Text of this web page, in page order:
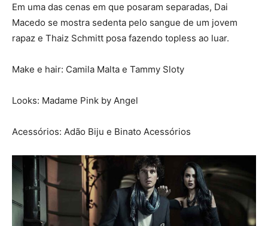
Em uma das cenas em que posaram separadas, Dai
Macedo se mostra sedenta pelo sangue de um jovem
rapaz e Thaiz Schmitt posa fazendo topless ao luar.
Make e hair: Camila Malta e Tammy Sloty
Looks: Madame Pink by Angel
Acessórios: Adão Biju e Binato Acessórios